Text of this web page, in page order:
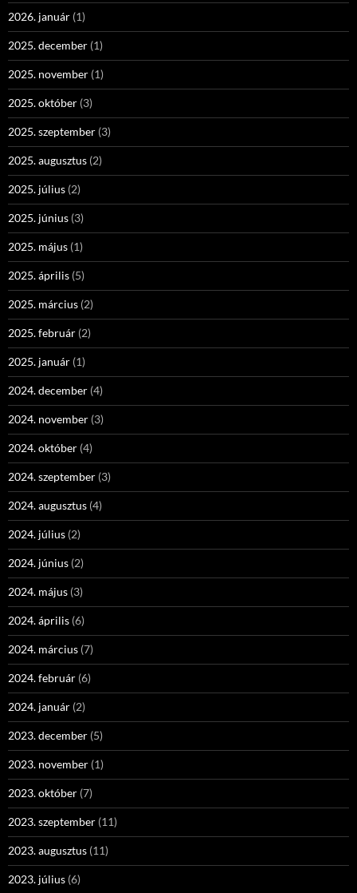
2026. január (1)
2025. december (1)
2025. november (1)
2025. október (3)
2025. szeptember (3)
2025. augusztus (2)
2025. július (2)
2025. június (3)
2025. május (1)
2025. április (5)
2025. március (2)
2025. február (2)
2025. január (1)
2024. december (4)
2024. november (3)
2024. október (4)
2024. szeptember (3)
2024. augusztus (4)
2024. július (2)
2024. június (2)
2024. május (3)
2024. április (6)
2024. március (7)
2024. február (6)
2024. január (2)
2023. december (5)
2023. november (1)
2023. október (7)
2023. szeptember (11)
2023. augusztus (11)
2023. július (6)